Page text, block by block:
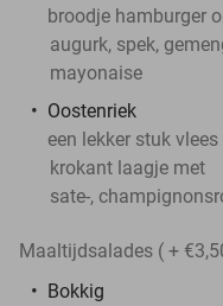
broodje hamburger
augurk, spek,
mayonaise
Oostenriek
een lekker stuk
krokant laagje met
sate-,
Maaltijdsalades ( +
Bokkig